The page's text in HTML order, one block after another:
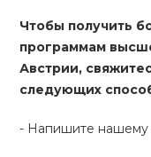
Чтобы получить
программам
Австрии,
следующих
- Напишите нашему